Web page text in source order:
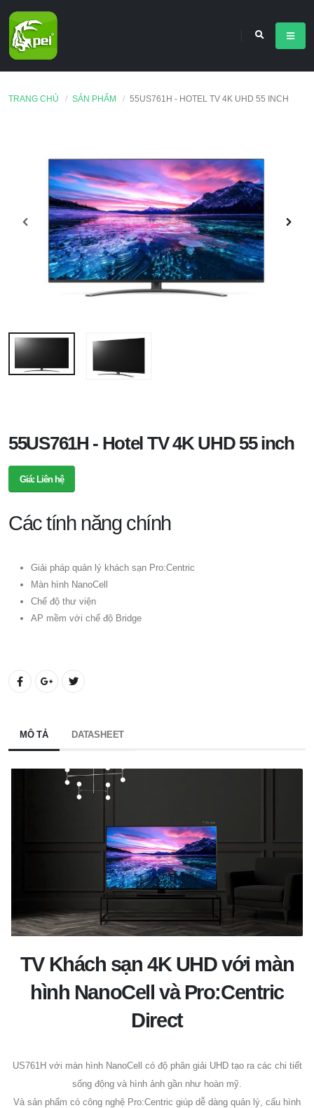
TRANG CHỦ SẢN PHẨM 55US761H - HOTEL TV 4K UHD 55 INCH
55US761H - Hotel TV 4K UHD 55 inch
Giá: Liên hệ
Các tính năng chính
Giải pháp quản lý khách sạn Pro:Centric
Màn hình NanoCell
Chế độ thư viện
AP mềm với chế độ Bridge
MÔ TẢ DATASHEET
TV Khách sạn 4K UHD với màn
hình NanoCell và Pro:Centric
Direct
US761H với màn hình NanoCell có độ phân giải UHD tạo ra các chi tiết
sống động và hình ảnh gần như hoàn mỹ.
Và sản phẩm có công nghệ Pro:Centric giúp dễ dàng quản lý, cấu hình